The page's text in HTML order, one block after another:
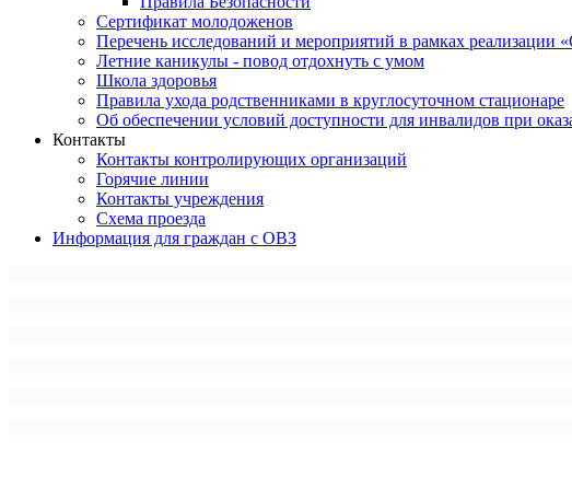
Сертификат молодоженов
Перечень исследований и мероприятий в рамках реализации
Летние каникулы - повод отдохнуть с умом
Школа здоровья
Правила ухода родственниками в круглосуточном стационаре
Об обеспечении условий доступности для инвалидов при
Контакты
Контакты контролирующих организаций
Горячие линии
Контакты учреждения
Схема проезда
Информация для граждан с ОВЗ